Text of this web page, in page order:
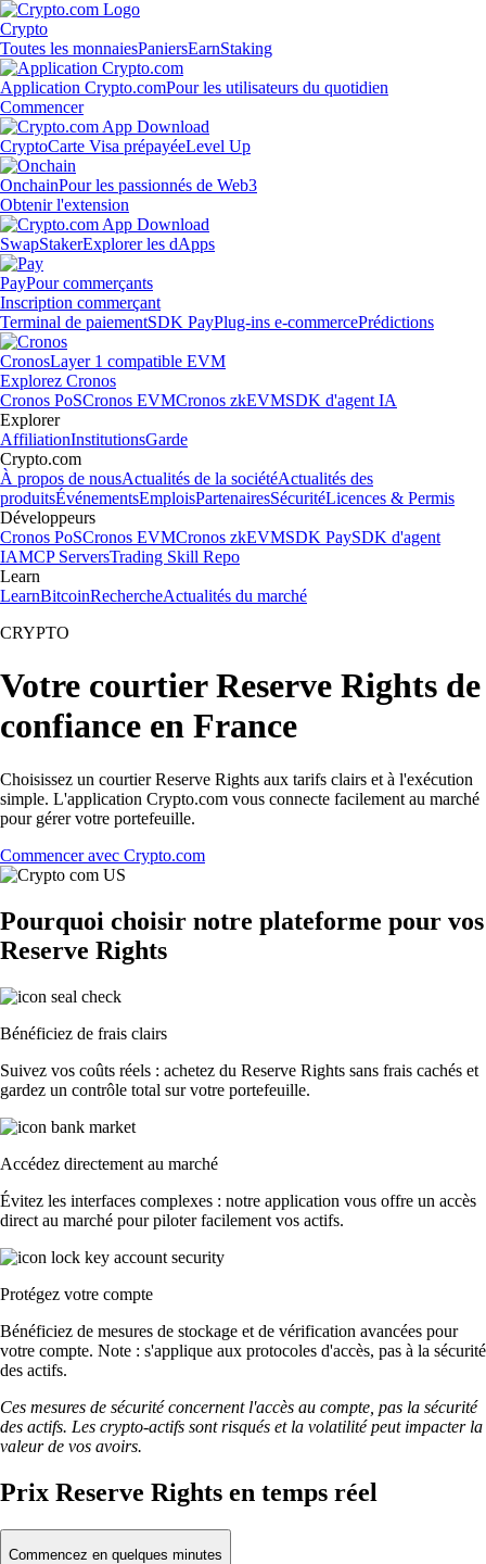
Crypto
Toutes les monnaiesPaniersEarnStaking
Application Crypto.comPour les utilisateurs du quotidien
Commencer
CryptoCarte Visa prépayéeLevel Up
OnchainPour les passionnés de Web3
Obtenir l'extension
SwapStakerExplorer les dApps
PayPour commerçants
Inscription commerçant
Terminal de paiementSDK PayPlug-ins e-commercePrédictions
CronosLayer 1 compatible EVM
Explorez Cronos
Cronos PoSCronos EVMCronos zkEVMSDK d'agent IA
Explorer
AffiliationInstitutionsGarde
Crypto.com
À propos de nousActualités de la sociétéActualités des
produitsÉvénementsEmploisPartenairesSécuritéLicences & Permis
Développeurs
Cronos PoSCronos EVMCronos zkEVMSDK PaySDK d'agent
IAMCP ServersTrading Skill Repo
Learn
LearnBitcoinRechercheActualités du marché
CRYPTO
Votre courtier Reserve Rights de
confiance en France
Choisissez un courtier Reserve Rights aux tarifs clairs et à l'exécution
simple. L'application Crypto.com vous connecte facilement au marché
pour gérer votre portefeuille.
Commencer avec Crypto.com
Pourquoi choisir notre plateforme pour vos
Reserve Rights
Bénéficiez de frais clairs
Suivez vos coûts réels : achetez du Reserve Rights sans frais cachés et
gardez un contrôle total sur votre portefeuille.
Accédez directement au marché
Évitez les interfaces complexes : notre application vous offre un accès
direct au marché pour piloter facilement vos actifs.
Protégez votre compte
Bénéficiez de mesures de stockage et de vérification avancées pour
votre compte. Note : s'applique aux protocoles d'accès, pas à la sécurité
des actifs.
Ces mesures de sécurité concernent l'accès au compte, pas la sécurité
des actifs. Les crypto-actifs sont risqués et la volatilité peut impacter la
valeur de vos avoirs.
Prix Reserve Rights en temps réel
Commencez en quelques minutes